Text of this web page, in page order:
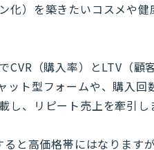
化）を築きたいコスメや健
CVR（購入率）とLTV（顧
ット型フォームや、購入回
し、リピート売上を牽引し
と高価格帯にはなります